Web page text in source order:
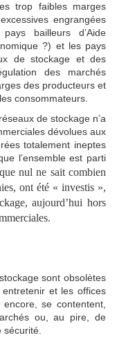
trop faibles marges
engrangées
bailleurs d’Aide
?) et les pays
de stockage et des
des marchés
des producteurs et
consommateurs.
de stockage n’a
dévolues aux
totalement ineptes
l’ensemble est parti
nul ne sait combien
ont été « investis »,
aujourd’hui hors
sont obsolètes
et les offices
se contentent,
ou, au pire, de